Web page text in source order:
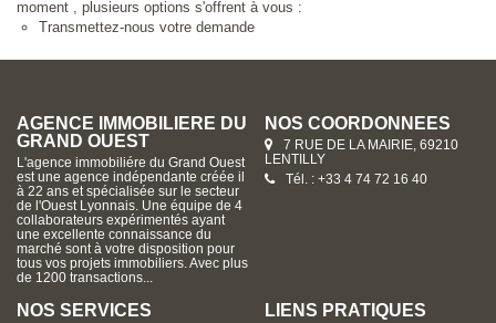
moment , plusieurs options s'offrent à vous :
Transmettez-nous votre demande
AGENCE IMMOBILIERE DU
GRAND OUEST
L'agence immobiliére du Grand Ouest
est une agence indépendante créée il
à 22 ans et spécialisée sur le secteur
de l'Ouest Lyonnais. Une équipe de 4
collaborateurs expérimentés ayant
une excellente connaissance du
marché sont à votre disposition pour
tous vos projets immobiliers. Avec plus
de 1200 transactions...
NOS COORDONNÉES
7 RUE DE LA MAIRIE, 69210
LENTILLY
Tél. : +33 4 74 72 16 40
NOS SERVICES LIENS PRATIQUES